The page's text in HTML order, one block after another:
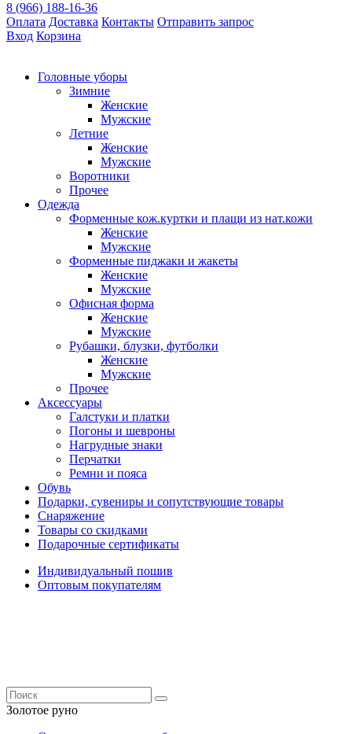
8 (966) 188-16-36
Оплата Доставка Контакты Отправить запрос
Вход Корзина
Головные уборы
Зимние
Женские
Мужские
Летние
Женские
Мужские
Воротники
Прочее
Одежда
Форменные кож.куртки и плащи из нат.кожи
Женские
Мужские
Форменные пиджаки и жакеты
Женские
Мужские
Офисная форма
Женские
Мужские
Рубашки, блузки, футболки
Женские
Мужские
Прочее
Аксессуары
Галстуки и платки
Погоны и шевроны
Нагрудные знаки
Перчатки
Ремни и пояса
Обувь
Подарки, сувениры и сопутствующие товары
Снаряжение
Товары со скидками
Подарочные сертификаты
Индивидуальный пошив
Оптовым покупателям
Золотое руно